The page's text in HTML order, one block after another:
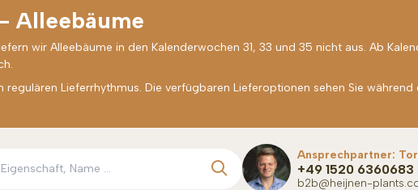
Ansprechpartner:
+49 1520 6360683
b2b@heijnen-
Alleebäume
wir Alleebäume in den Kalenderwochen 31, 33 und 35 nicht aus. Ab
Lieferrhythmus. Die verfügbaren Lieferoptionen sehen Sie während